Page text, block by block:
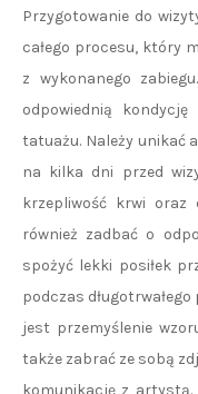
Przygotowanie do
całego procesu, który
z wykonanego
odpowiednią
tatuażu. Należy unikać
na kilka dni przed
krzepliwość krwi
również zadbać o
spożyć lekki posiłek
podczas
jest przemyślenie
także zabrać ze sobą
komunikację z artystą.